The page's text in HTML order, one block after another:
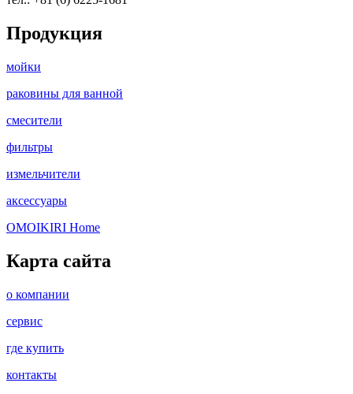
Продукция
мойки
раковины для ванной
смесители
фильтры
измельчители
аксессуары
OMOIKIRI Home
Карта сайта
о компании
сервис
где купить
контакты